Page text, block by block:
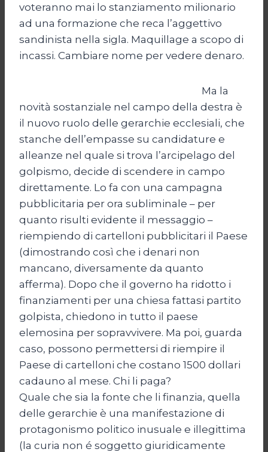
voteranno mai lo stanziamento milionario
ad una formazione che reca l’aggettivo
sandinista nella sigla. Maquillage a scopo di
incassi. Cambiare nome per vedere denaro.
Ma la
novità sostanziale nel campo della destra è
il nuovo ruolo delle gerarchie ecclesiali, che
stanche dell’empasse su candidature e
alleanze nel quale si trova l’arcipelago del
golpismo, decide di scendere in campo
direttamente. Lo fa con una campagna
pubblicitaria per ora subliminale – per
quanto risulti evidente il messaggio –
riempiendo di cartelloni pubblicitari il Paese
(dimostrando così che i denari non
mancano, diversamente da quanto
afferma). Dopo che il governo ha ridotto i
finanziamenti per una chiesa fattasi partito
golpista, chiedono in tutto il paese
elemosina per sopravvivere. Ma poi, guarda
caso, possono permettersi di riempire il
Paese di cartelloni che costano 1500 dollari
cadauno al mese. Chi li paga?
Quale che sia la fonte che li finanzia, quella
delle gerarchie è una manifestazione di
protagonismo politico inusuale e illegittima
(la curia non é soggetto giuridicamente